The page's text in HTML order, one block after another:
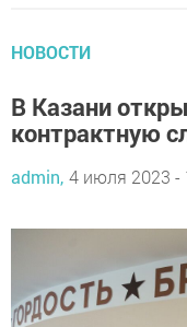
НОВОСТИ
В Казани
контрактную
admin, 4 июля 2023 -